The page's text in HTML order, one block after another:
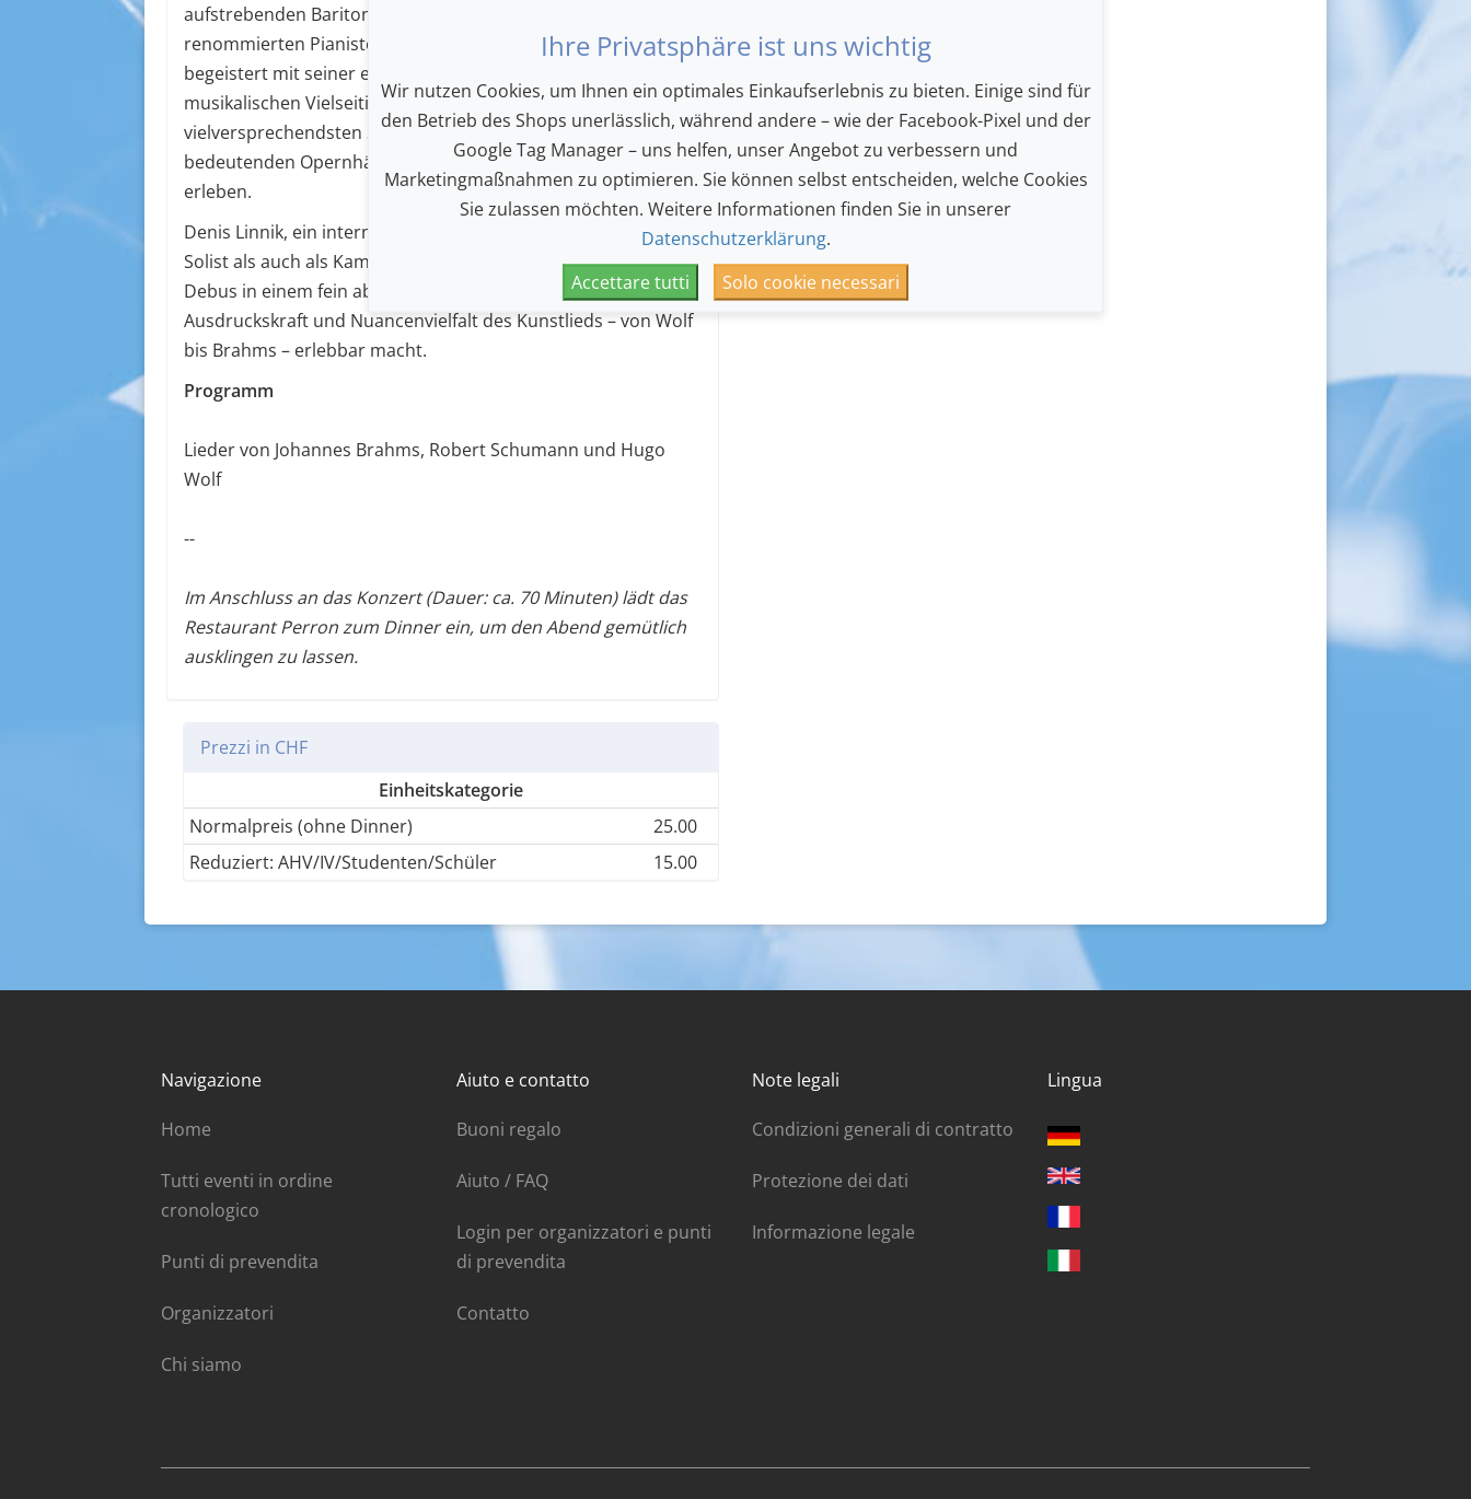
aufstrebenden Bariton
renommierten Pianisten
ein. Yannick Debus
begeistert mit seiner eindrucksvollen Bühnenpräsenz und
musikalischen Vielseitigkeit. Bereits jetzt zählt er zu den
vielversprechendsten Stimmen seiner Generation und war an
bedeutenden Opernhäusern und Konzertbühnen in Europa zu
erleben.
Denis Linnik, ein international gefragter Pianist sowohl als
Solist als auch als Kammermusiker und Liedbegleiter, begleitet
Debus in einem fein abgestimmten Programm, das die
Ausdruckskraft und Nuancenvielfalt des Kunstlieds – von Wolf
bis Brahms – erlebbar macht.
Programm
Lieder von Johannes Brahms, Robert Schumann und Hugo
Wolf
--
Im Anschluss an das Konzert (Dauer: ca. 70 Minuten) lädt das
Restaurant Perron zum Dinner ein, um den Abend gemütlich
ausklingen zu lassen.
Prezzi in CHF
Einheitskategorie
Normalpreis (ohne Dinner)
25.00
Reduziert: AHV/IV/Studenten/Schüler
15.00
Navigazione
Home
Tutti eventi in ordine
cronologico
Punti di prevendita
Organizzatori
Chi siamo
Aiuto e contatto
Buoni regalo
Aiuto / FAQ
Login per organizzatori e punti
di prevendita
Contatto
Note legali
Condizioni generali di contratto
Protezione dei dati
Informazione legale
Lingua
Ihre Privatsphäre ist uns wichtig
Wir nutzen Cookies, um Ihnen ein optimales Einkaufserlebnis zu bieten. Einige sind für
den Betrieb des Shops unerlässlich, während andere – wie der Facebook-Pixel und der
Google Tag Manager – uns helfen, unser Angebot zu verbessern und
Marketingmaßnahmen zu optimieren. Sie können selbst entscheiden, welche Cookies
Sie zulassen möchten. Weitere Informationen finden Sie in unserer
Datenschutzerklärung.
Accettare tutti
Solo cookie necessari